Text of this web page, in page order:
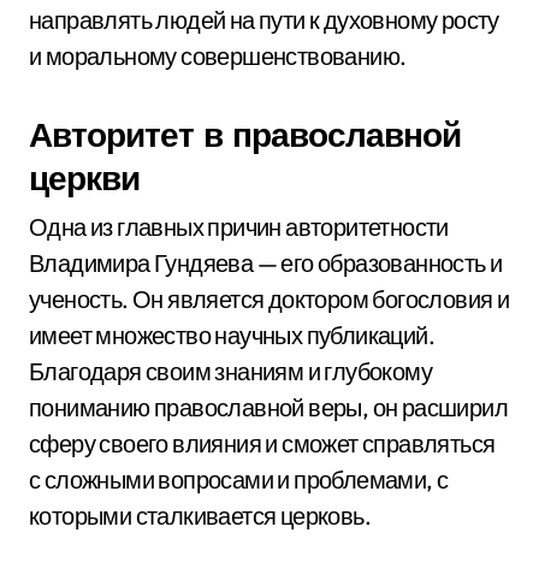
направлять людей на пути к духовному росту
и моральному совершенствованию.
Авторитет в православной
церкви
Одна из главных причин авторитетности
Владимира Гундяева — его образованность и
ученость. Он является доктором богословия и
имеет множество научных публикаций.
Благодаря своим знаниям и глубокому
пониманию православной веры, он расширил
сферу своего влияния и сможет справляться
с сложными вопросами и проблемами, с
которыми сталкивается церковь.